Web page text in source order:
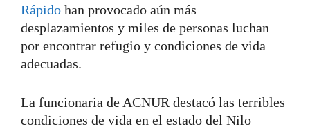
Rápido han provocado aún más
desplazamientos y miles de personas luchan
por encontrar refugio y condiciones de vida
adecuadas.
La funcionaria de ACNUR destacó las terribles
condiciones de vida en el estado del Nilo